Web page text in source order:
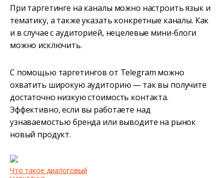
При таргетинге на каналы можно настроить язык и
тематику, а также указать конкретные каналы. Как
и в случае с аудиторией, нецелевые мини-блоги
можно исключить.
С помощью таргетингов от Telegram можно
охватить широкую аудиторию — так вы получите
достаточно низкую стоимость контакта.
Эффективно, если вы работаете над
узнаваемостью бренда или выводите на рынок
новый продукт.
Что такое диалоговый